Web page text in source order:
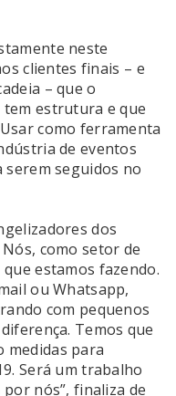
neste
clientes finais – e
– que o
estrutura e que
como ferramenta
de eventos
seguidos no
dos
como setor de
estamos fazendo.
ou Whatsapp,
com pequenos
Temos que
medidas para
Será um trabalho
nós”, finaliza de